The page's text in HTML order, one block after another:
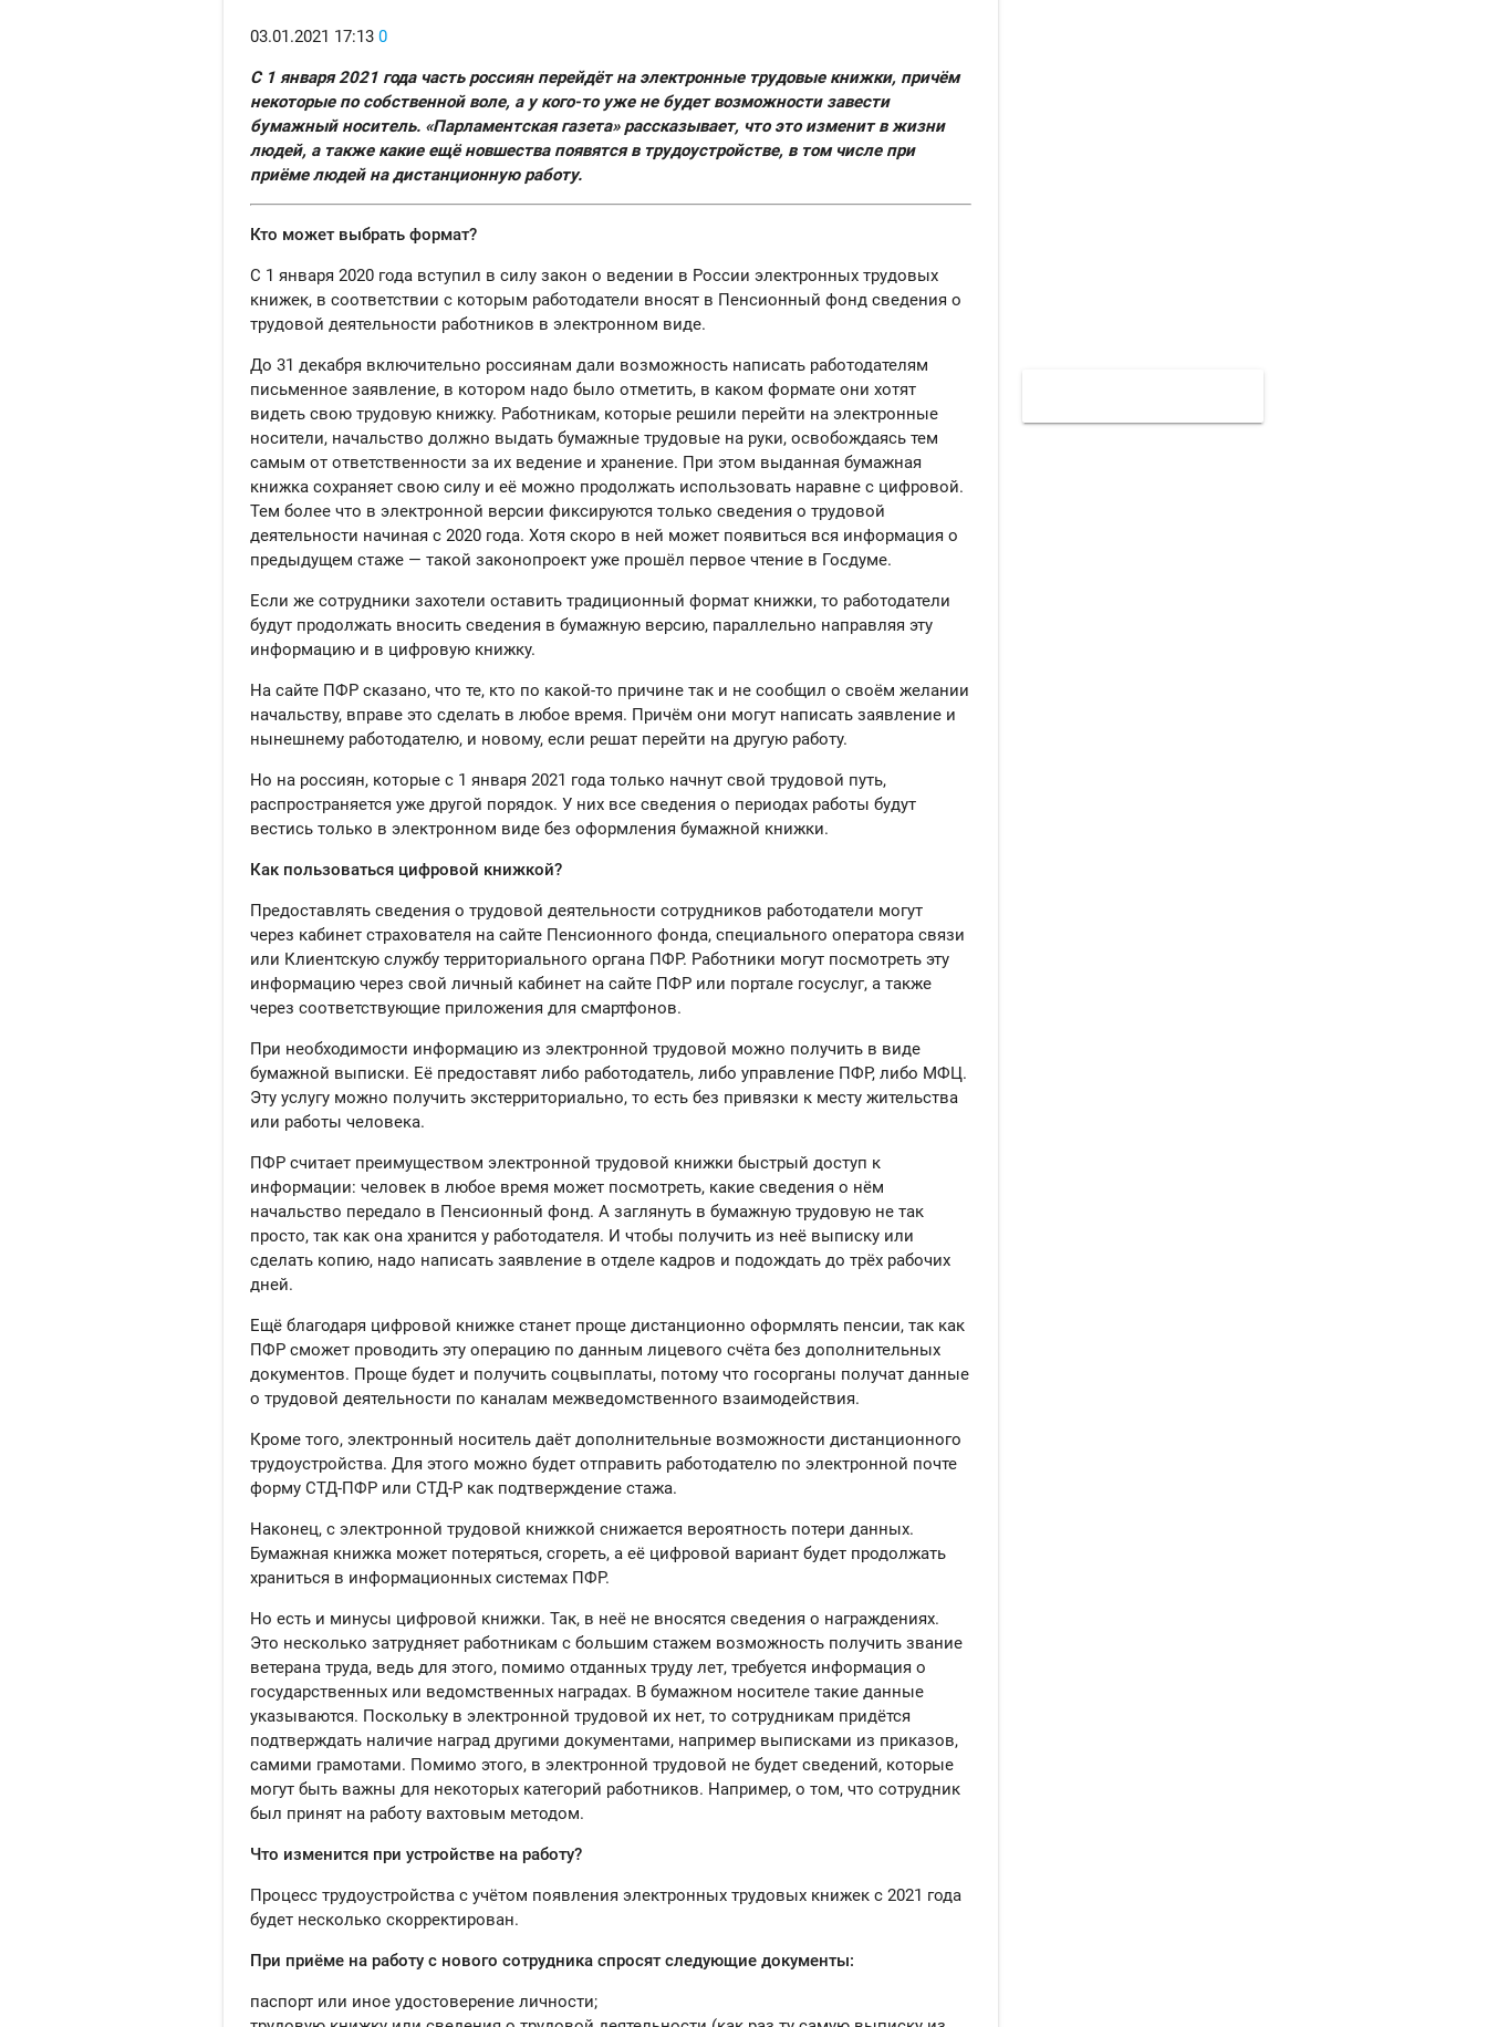
03.01.2021 17:13 0
С 1 января 2021 года часть россиян перейдёт на электронные трудовые книжки, причём
некоторые по собственной воле, а у кого-то уже не будет возможности завести
бумажный носитель. «Парламентская газета» рассказывает, что это изменит в жизни
людей, а также какие ещё новшества появятся в трудоустройстве, в том числе при
приёме людей на дистанционную работу.
Кто может выбрать формат?
С 1 января 2020 года вступил в силу закон о ведении в России электронных трудовых
книжек, в соответствии с которым работодатели вносят в Пенсионный фонд сведения о
трудовой деятельности работников в электронном виде.
До 31 декабря включительно россиянам дали возможность написать работодателям
письменное заявление, в котором надо было отметить, в каком формате они хотят
видеть свою трудовую книжку. Работникам, которые решили перейти на электронные
носители, начальство должно выдать бумажные трудовые на руки, освобождаясь тем
самым от ответственности за их ведение и хранение. При этом выданная бумажная
книжка сохраняет свою силу и её можно продолжать использовать наравне с цифровой.
Тем более что в электронной версии фиксируются только сведения о трудовой
деятельности начиная с 2020 года. Хотя скоро в ней может появиться вся информация о
предыдущем стаже — такой законопроект уже прошёл первое чтение в Госдуме.
Если же сотрудники захотели оставить традиционный формат книжки, то работодатели
будут продолжать вносить сведения в бумажную версию, параллельно направляя эту
информацию и в цифровую книжку.
На сайте ПФР сказано, что те, кто по какой-то причине так и не сообщил о своём желании
начальству, вправе это сделать в любое время. Причём они могут написать заявление и
нынешнему работодателю, и новому, если решат перейти на другую работу.
Но на россиян, которые с 1 января 2021 года только начнут свой трудовой путь,
распространяется уже другой порядок. У них все сведения о периодах работы будут
вестись только в электронном виде без оформления бумажной книжки.
Как пользоваться цифровой книжкой?
Предоставлять сведения о трудовой деятельности сотрудников работодатели могут
через кабинет страхователя на сайте Пенсионного фонда, специального оператора связи
или Клиентскую службу территориального органа ПФР. Работники могут посмотреть эту
информацию через свой личный кабинет на сайте ПФР или портале госуслуг, а также
через соответствующие приложения для смартфонов.
При необходимости информацию из электронной трудовой можно получить в виде
бумажной выписки. Её предоставят либо работодатель, либо управление ПФР, либо МФЦ.
Эту услугу можно получить экстерриториально, то есть без привязки к месту жительства
или работы человека.
ПФР считает преимуществом электронной трудовой книжки быстрый доступ к
информации: человек в любое время может посмотреть, какие сведения о нём
начальство передало в Пенсионный фонд. А заглянуть в бумажную трудовую не так
просто, так как она хранится у работодателя. И чтобы получить из неё выписку или
сделать копию, надо написать заявление в отделе кадров и подождать до трёх рабочих
дней.
Ещё благодаря цифровой книжке станет проще дистанционно оформлять пенсии, так как
ПФР сможет проводить эту операцию по данным лицевого счёта без дополнительных
документов. Проще будет и получить соцвыплаты, потому что госорганы получат данные
о трудовой деятельности по каналам межведомственного взаимодействия.
Кроме того, электронный носитель даёт дополнительные возможности дистанционного
трудоустройства. Для этого можно будет отправить работодателю по электронной почте
форму СТД-ПФР или СТД-Р как подтверждение стажа.
Наконец, с электронной трудовой книжкой снижается вероятность потери данных.
Бумажная книжка может потеряться, сгореть, а её цифровой вариант будет продолжать
храниться в информационных системах ПФР.
Но есть и минусы цифровой книжки. Так, в неё не вносятся сведения о награждениях.
Это несколько затрудняет работникам с большим стажем возможность получить звание
ветерана труда, ведь для этого, помимо отданных труду лет, требуется информация о
государственных или ведомственных наградах. В бумажном носителе такие данные
указываются. Поскольку в электронной трудовой их нет, то сотрудникам придётся
подтверждать наличие наград другими документами, например выписками из приказов,
самими грамотами. Помимо этого, в электронной трудовой не будет сведений, которые
могут быть важны для некоторых категорий работников. Например, о том, что сотрудник
был принят на работу вахтовым методом.
Что изменится при устройстве на работу?
Процесс трудоустройства с учётом появления электронных трудовых книжек с 2021 года
будет несколько скорректирован.
При приёме на работу с нового сотрудника спросят следующие документы:
паспорт или иное удостоверение личности;